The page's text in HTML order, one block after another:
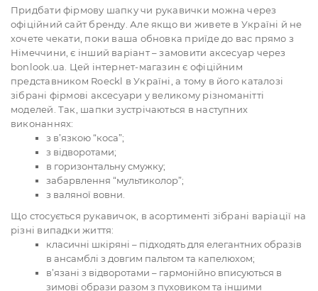
Придбати фірмову шапку чи рукавички можна через
офіційний сайт бренду. Але якщо ви живете в Україні й не
хочете чекати, поки ваша обновка приїде до вас прямо з
Німеччини, є інший варіант – замовити аксесуар через
bonlook.ua. Цей інтернет-магазин є офіційним
представником Roeckl в Україні, а тому в його каталозі
зібрані фірмові аксесуари у великому різноманітті
моделей. Так, шапки зустрічаються в наступних
виконаннях:
з в’язкою “коса”;
з відворотами;
в горизонтальну смужку;
забарвлення “мультиколор”;
з валяної вовни.
Що стосується рукавичок, в асортименті зібрані варіації на
різні випадки життя:
класичні шкіряні – підходять для елегантних образів
в ансамблі з довгим пальтом та капелюхом;
в’язані з відворотами – гармонійно вписуються в
зимові образи разом з пуховиком та іншими